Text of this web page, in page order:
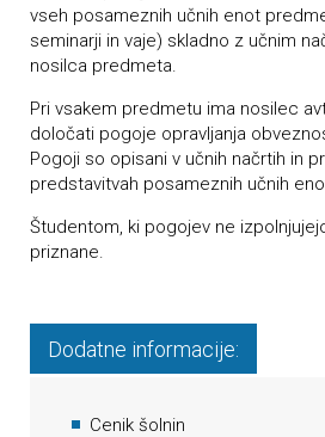
vseh posameznih učnih enot
seminarji in vaje) skladno z učnim
nosilca predmeta.
Pri vsakem predmetu ima nosilec
določati pogoje opravljanja
Pogoji so opisani v učnih načrtih in
predstavitvah posameznih učnih
Študentom, ki pogojev ne
priznane.
Dodatne informacije:
Cenik šolnin